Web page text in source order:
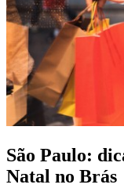
São Paulo:
Natal no Brás